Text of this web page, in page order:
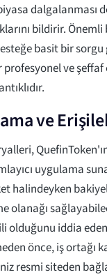
dalgalanması
bildirir. Önemli
basit bir
profesyonel ve
ve
uygulama
halindeyken
olanağı
olduğunu iddia
önce, iş ortağı
resmi siteden